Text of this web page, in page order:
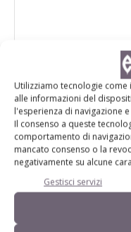
Utilizziamo tecnologie
alle informazioni del
l'esperienza di navigazione
Il consenso a queste
comportamento di
mancato consenso o la
negativamente su alcune
Gestisci servizi
prossima volta che